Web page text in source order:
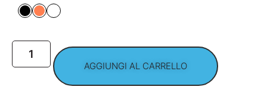
AGGIUNGI AL CARRELLO